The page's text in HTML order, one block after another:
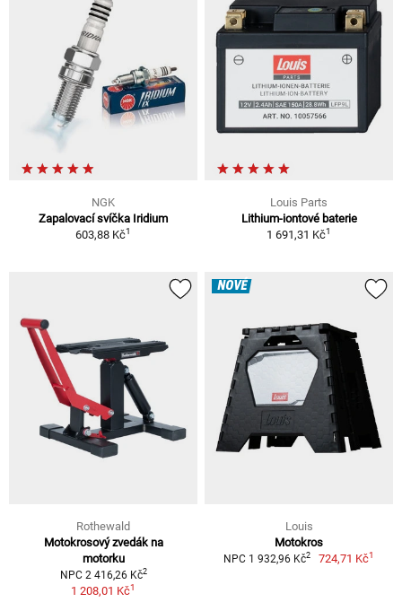
NGK
Zapalovací svíčka Iridium
603,88 Kč1
Louis Parts
Lithium-iontové baterie
1 691,31 Kč1
Rothewald
Motokrosový zvedák na
motorku
NPC 2 416,26 Kč2
1 208,01 Kč1
NOVÉ
Louis
Motokros
NPC 1 932,96 Kč2 724,71 Kč1